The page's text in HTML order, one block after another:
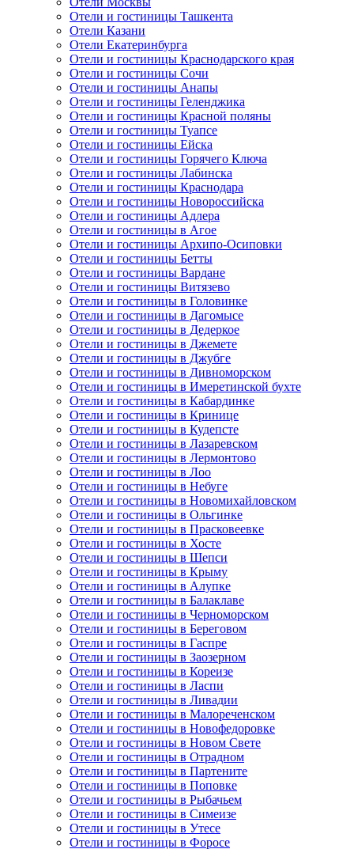
Отели и гостиницы Ташкента
Отели Казани
Отели Екатеринбурга
Отели и гостиницы Краснодарского края
Отели и гостиницы Сочи
Отели и гостиницы Анапы
Отели и гостиницы Геленджика
Отели и гостиницы Красной поляны
Отели и гостиницы Туапсе
Отели и гостиницы Ейска
Отели и гостиницы Горячего Ключа
Отели и гостиницы Лабинска
Отели и гостиницы Краснодара
Отели и гостиницы Новороссийска
Отели и гостиницы Адлера
Отели и гостиницы в Агое
Отели и гостиницы Архипо-Осиповки
Отели и гостиницы Бетты
Отели и гостиницы Вардане
Отели и гостиницы Витязево
Отели и гостиницы в Головинке
Отели и гостиницы в Дагомысе
Отели и гостиницы в Дедеркое
Отели и гостиницы в Джемете
Отели и гостиницы в Джубге
Отели и гостиницы в Дивноморском
Отели и гостиницы в Имеретинской бухте
Отели и гостиницы в Кабардинке
Отели и гостиницы в Кринице
Отели и гостиницы в Кудепсте
Отели и гостиницы в Лазаревском
Отели и гостиницы в Лермонтово
Отели и гостиницы в Лоо
Отели и гостиницы в Небуге
Отели и гостиницы в Новомихайловском
Отели и гостиницы в Ольгинке
Отели и гостиницы в Прасковеевке
Отели и гостиницы в Хосте
Отели и гостиницы в Шепси
Отели и гостиницы в Крыму
Отели и гостиницы в Алупке
Отели и гостиницы в Балаклаве
Отели и гостиницы в Черноморском
Отели и гостиницы в Береговом
Отели и гостиницы в Гаспре
Отели и гостиницы в Заозерном
Отели и гостиницы в Кореизе
Отели и гостиницы в Ласпи
Отели и гостиницы в Ливадии
Отели и гостиницы в Малореченском
Отели и гостиницы в Новофедоровке
Отели и гостиницы в Новом Свете
Отели и гостиницы в Отрадном
Отели и гостиницы в Партените
Отели и гостиницы в Поповке
Отели и гостиницы в Рыбачьем
Отели и гостиницы в Симеизе
Отели и гостиницы в Утесе
Отели и гостиницы в Форосе